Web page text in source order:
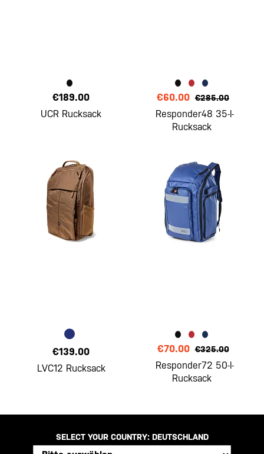
€189.00
UCR Rucksack
€60.00 €285.00
Responder48 35-l-
Rucksack
€139.00
LVC12 Rucksack
€70.00 €325.00
Responder72 50-l-
Rucksack
SELECT YOUR COUNTRY: DEUTSCHLAND